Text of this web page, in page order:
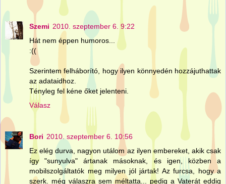
Szemi 2010. szeptember 6. 9:22
Hát nem éppen humoros...
:((
Szerintem felháborító, hogy ilyen könnyedén hozzájuthattak
az adataidhoz.
Tényleg fel kéne őket jelenteni.
Válasz
Bori 2010. szeptember 6. 10:56
Ez elég durva, nagyon utálom az ilyen embereket, akik csak
így "sunyulva" ártanak másoknak, és igen, közben a
mobilszolgáltatók meg milyen jól jártak! Az furcsa, hogy a
szerk. még válaszra sem méltatta... pedig a Vaterát eddig